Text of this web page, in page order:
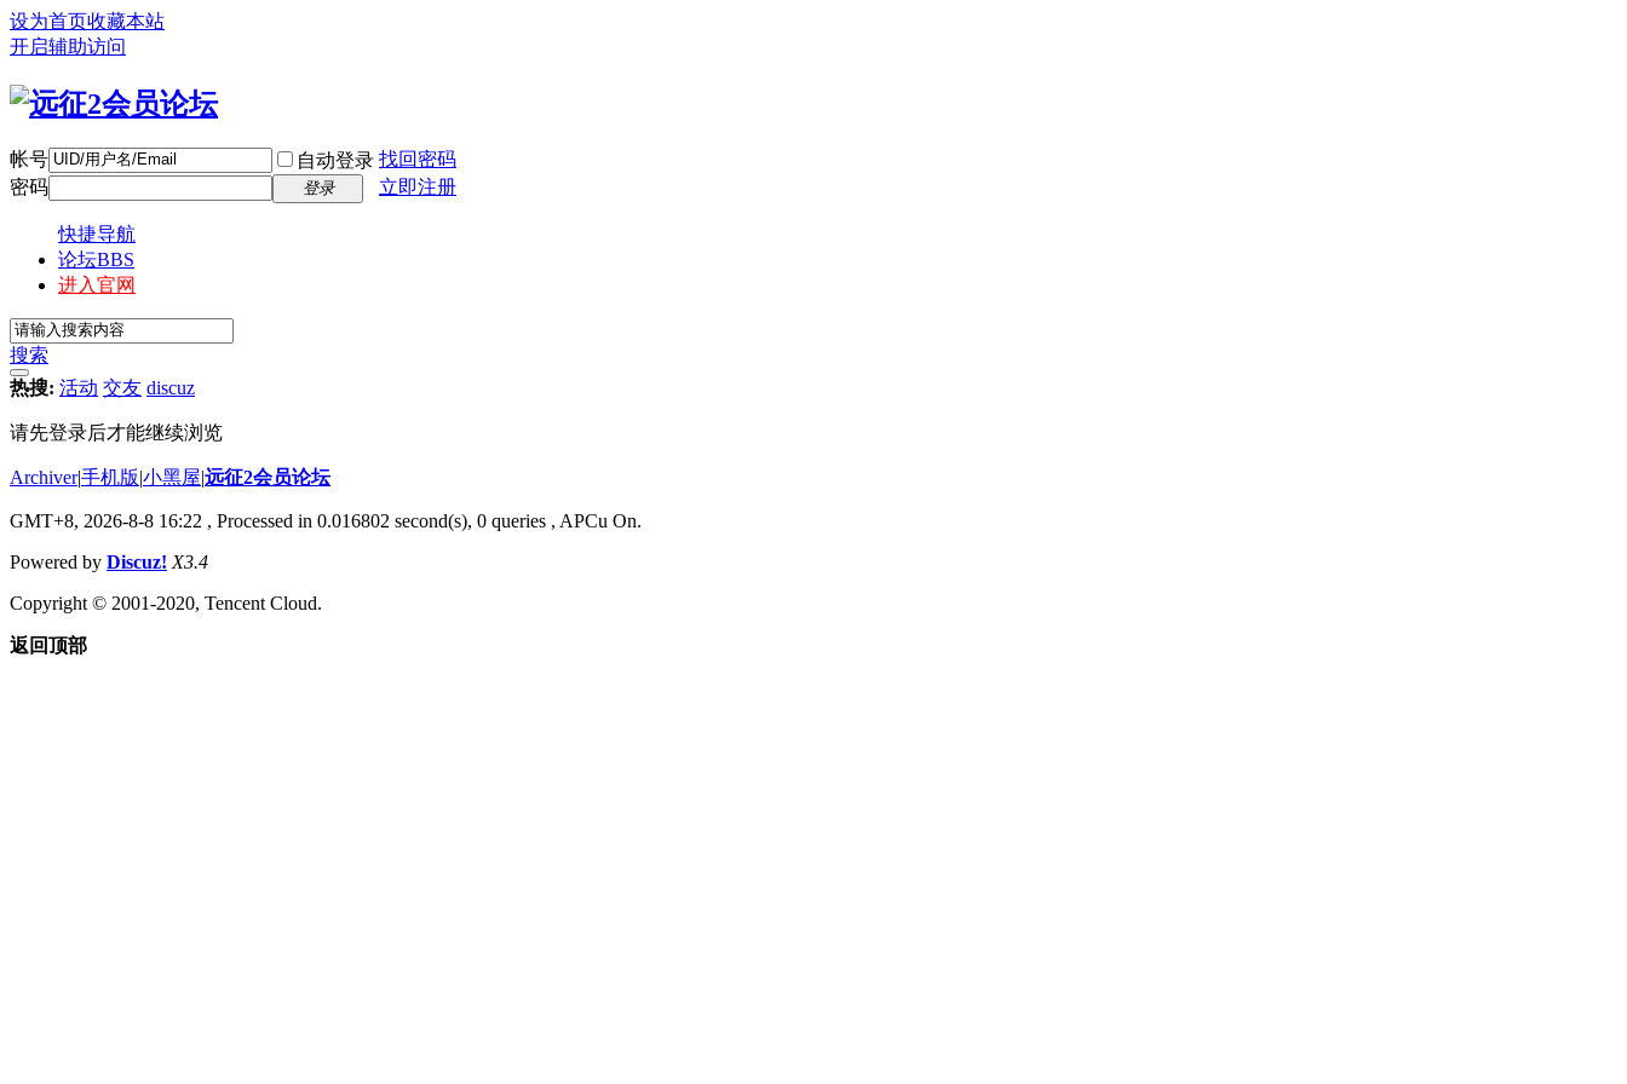
设为首页收藏本站
开启辅助访问
帐号 自动登录 找回密码
密码
登录 立即注册
快捷导航
论坛BBS
进入官网
搜索
热搜: 活动 交友 discuz
请先登录后才能继续浏览
Archiver|手机版|小黑屋|远征2会员论坛
GMT+8, 2026-8-8 16:22 , Processed in 0.016802 second(s), 0 queries , APCu On.
Powered by Discuz! X3.4
Copyright © 2001-2020, Tencent Cloud.
返回顶部